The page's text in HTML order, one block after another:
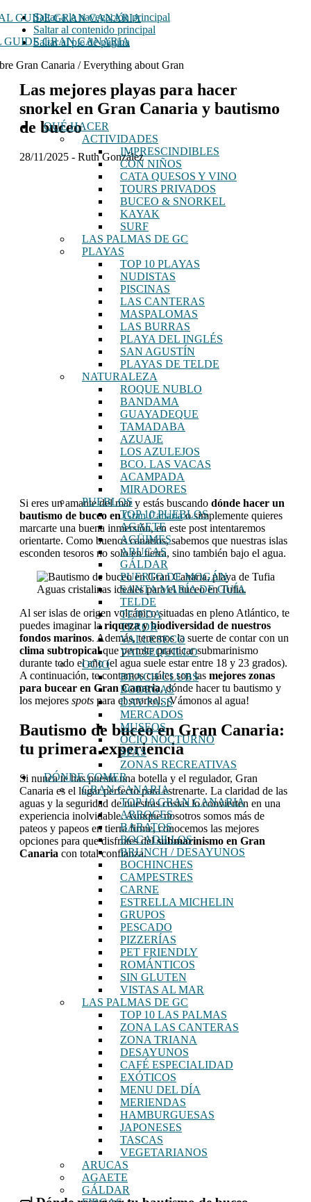
Saltar a la navegación principal
Saltar al contenido principal
Saltar al pie de página
GUIDE GRAN CANARIA
Gran Canaria / Everything about Gran
QUÉ HACER
ACTIVIDADES
IMPRESCINDIBLES
CON NIÑOS
CATA QUESOS Y VINO
TOURS PRIVADOS
BUCEO & SNORKEL
KAYAK
SURF
LAS PALMAS DE GC
PLAYAS
TOP 10 PLAYAS
NUDISTAS
PISCINAS
LAS CANTERAS
MASPALOMAS
LAS BURRAS
PLAYA DEL INGLÉS
SAN AGUSTÍN
PLAYAS DE TELDE
NATURALEZA
ROQUE NUBLO
BANDAMA
GUAYADEQUE
TAMADABA
AZUAJE
LOS AZULEJOS
BCO. LAS VACAS
ACAMPADA
MIRADORES
PUEBLOS
TOP 10 PUEBLOS
AGAETE
AGÜIMES
ARUCAS
GÁLDAR
PUERTO DE MOGÁN
SANTA MARÍA DE GUÍA
TELDE
TEJEDA
TEROR
VALLESECO
VALSEQUILLO
OCIO
BEACH CLUBS
BODEGAS
DAY PASS
MERCADOS
MUSEOS
OCIO NOCTURNO
SPAS
ZONAS RECREATIVAS
DÓNDE COMER
GRAN CANARIA
TOP 10 GRAN CANARIA
ARROCES
BARATOS
BOCADILLOS
BRUNCH / DESAYUNOS
BOCHINCHES
CAMPESTRES
CARNE
ESTRELLA MICHELIN
GRUPOS
PESCADO
PIZZERÍAS
PET FRIENDLY
ROMÁNTICOS
SIN GLUTEN
VISTAS AL MAR
LAS PALMAS DE GC
TOP 10 LAS PALMAS
ZONA LAS CANTERAS
ZONA TRIANA
DESAYUNOS
CAFÉ ESPECIALIDAD
EXÓTICOS
MENU DEL DÍA
MERIENDAS
HAMBURGUESAS
JAPONESES
TASCAS
VEGETARIANOS
ARUCAS
AGAETE
GÁLDAR
Las mejores playas para hacer
snorkel en Gran Canaria y bautismo
de buceo
28/11/2025 - Ruth González
Si eres un amante del mar y estás buscando dónde hacer un
bautismo de buceo en Gran Canariao simplemente quieres
marcarte una buena inmersión, en este post intentaremos
orientarte. Como buenos canarios, sabemos que nuestras islas
esconden tesoros no solo en tierra, sino también bajo el agua.
Aguas cristalinas ideales para el buceo en Tufia.
Al ser islas de origen volcánico situadas en pleno Atlántico, te
puedes imaginar lariqueza y biodiversidad de nuestros
fondos marinos. Además, tenemos la suerte de contar con un
clima subtropicalque permite practicar submarinismo
durante todo el año (el agua suele estar entre 18 y 23 grados).
A continuación, te contamos cuáles son las mejores zonas
para bucear en Gran Canaria, dónde hacer tu bautismo y
los mejores spots para el snorkel. ¡Vámonos al agua!
Bautismo de buceo en Gran Canaria:
tu primera experiencia
Si nunca te has puesto una botella y el regulador, Gran
Canaria es el lugar perfecto para estrenarte. La claridad de las
aguas y la seguridad de nuestras costas lo convierten en una
experiencia inolvidable. Aunque nosotros somos más de
pateos y papeos en tierra firme, conocemos las mejores
opciones para que disfrutes delsubmarinismo en Gran
Canaria con total confianza.